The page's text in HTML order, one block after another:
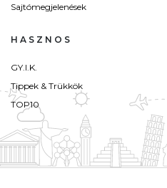
Sajtómegjelenések
HASZNOS
GY.I.K.
Tippek & Trükkök
TOP10